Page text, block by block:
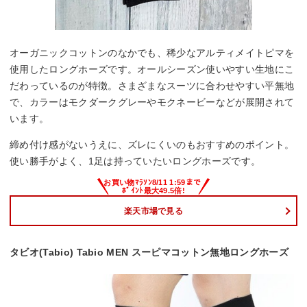
オーガニックコットンのなかでも、稀少なアルティメイトピマを
使用したロングホーズです。オールシーズン使いやすい生地にこ
だわっているのが特徴。さまざまなスーツに合わせやすい平無地
で、カラーはモクダークグレーやモクネービーなどが展開されて
います。
締め付け感がないうえに、ズレにくいのもおすすめのポイント。
使い勝手がよく、1足は持っていたいロングホーズです。
楽天市場で見る
タビオ(Tabio) Tabio MEN スーピマコットン無地ロングホーズ